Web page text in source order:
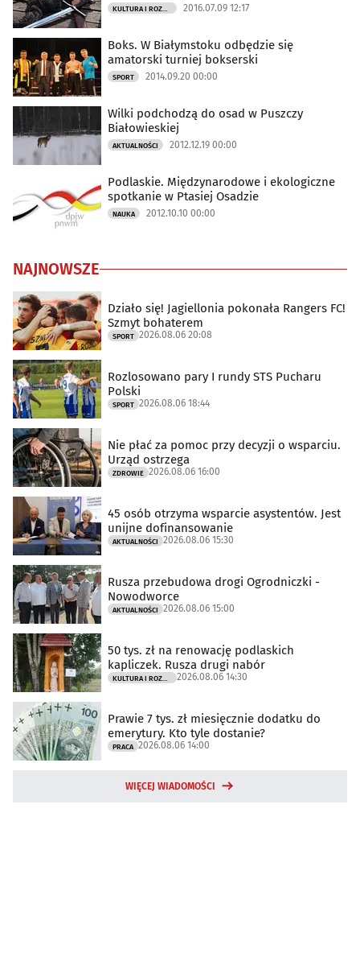
KULTURA I ROZRYWKA 2016.07.09 12:17
Boks. W Białymstoku odbędzie się
amatorski turniej bokserski
SPORT 2014.09.20 00:00
Wilki podchodzą do osad w Puszczy
Białowieskiej
AKTUALNOŚCI 2012.12.19 00:00
Podlaskie. Międzynarodowe i ekologiczne
spotkanie w Ptasiej Osadzie
NAUKA 2012.10.10 00:00
NAJNOWSZE
Działo się! Jagiellonia pokonała Rangers FC!
Szmyt bohaterem
SPORT 2026.08.06 20:08
Rozlosowano pary I rundy STS Pucharu
Polski
SPORT 2026.08.06 18:44
Nie płać za pomoc przy decyzji o wsparciu.
Urząd ostrzega
ZDROWIE 2026.08.06 16:00
45 osób otrzyma wsparcie asystentów. Jest
unijne dofinansowanie
AKTUALNOŚCI 2026.08.06 15:30
Rusza przebudowa drogi Ogrodniczki -
Nowodworce
AKTUALNOŚCI 2026.08.06 15:00
50 tys. zł na renowację podlaskich
kapliczek. Rusza drugi nabór
2026.08.06 14:30
Prawie 7 tys. zł miesięcznie dodatku do
emerytury. Kto tyle dostanie?
PRACA 2026.08.06 14:00
WIĘCEJ WIADOMOŚCI